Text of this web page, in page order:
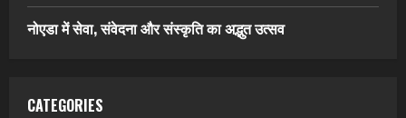
नोएडा में सेवा, संवेदना और संस्कृति का अद्भुत उत्सव
CATEGORIES